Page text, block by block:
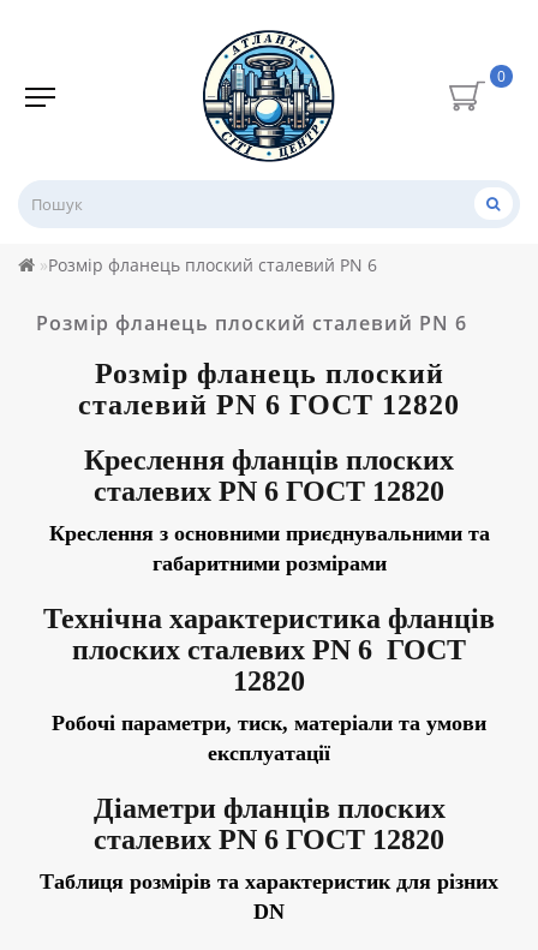
0
Розмір фланець плоский сталевий PN 6
Розмір фланець плоский сталевий PN 6
Розмір фланець плоский
сталевий PN 6 ГОСТ 12820
Креслення фланців плоских
сталевих PN 6 ГОСТ 12820
Креслення з основними приєднувальними та
габаритними розмірами
Технічна характеристика фланців
плоских сталевих PN 6 ГОСТ
12820
Робочі параметри, тиск, матеріали та умови
експлуатації
Діаметри фланців плоских
сталевих PN 6 ГОСТ 12820
Таблиця розмірів та характеристик для різних
DN